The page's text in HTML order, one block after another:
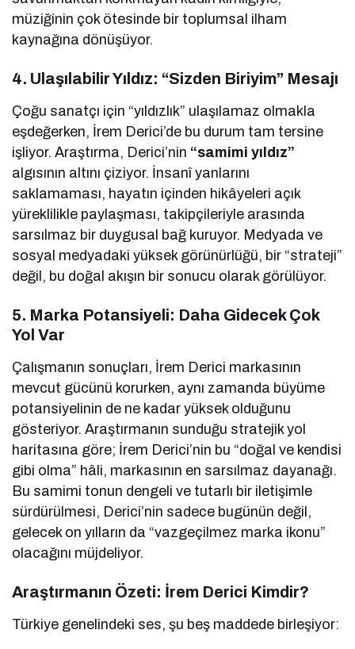
müziğinin çok ötesinde bir toplumsal ilham
kaynağına dönüşüyor.
4. Ulaşılabilir Yıldız: “Sizden Biriyim” Mesajı
Çoğu sanatçı için “yıldızlık” ulaşılamaz olmakla
eşdeğerken, İrem Derici’de bu durum tam tersine
işliyor. Araştırma, Derici’nin “samimi yıldız”
algısının altını çiziyor. İnsanî yanlarını
saklamaması, hayatın içinden hikâyeleri açık
yüreklilikle paylaşması, takipçileriyle arasında
sarsılmaz bir duygusal bağ kuruyor. Medyada ve
sosyal medyadaki yüksek görünürlüğü, bir “strateji”
değil, bu doğal akışın bir sonucu olarak görülüyor.
5. Marka Potansiyeli: Daha Gidecek Çok
Yol Var
Çalışmanın sonuçları, İrem Derici markasının
mevcut gücünü korurken, aynı zamanda büyüme
potansiyelinin de ne kadar yüksek olduğunu
gösteriyor. Araştırmanın sunduğu stratejik yol
haritasına göre; İrem Derici’nin bu “doğal ve kendisi
gibi olma” hâli, markasının en sarsılmaz dayanağı.
Bu samimi tonun dengeli ve tutarlı bir iletişimle
sürdürülmesi, Derici’nin sadece bugünün değil,
gelecek on yılların da “vazgeçilmez marka ikonu”
olacağını müjdeliyor.
Araştırmanın Özeti: İrem Derici Kimdir?
Türkiye genelindeki ses, şu beş maddede birleşiyor: